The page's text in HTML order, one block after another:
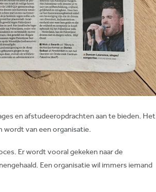
en afstudeeropdrachten aan te bieden. Het
wordt van een organisatie.
Er wordt vooral gekeken naar de
Een organisatie wil immers iemand